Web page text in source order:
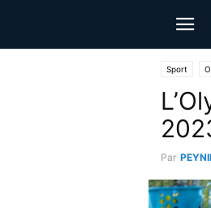
Sport
Par